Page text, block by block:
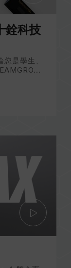
銓科技
是學生、